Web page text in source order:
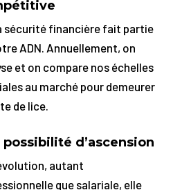
sécurité financière fait partie
ADN. Annuellement, on
et on compare nos échelles
au marché pour demeurer
de lice.
possibilité d’ascension
autant
que salariale, elle